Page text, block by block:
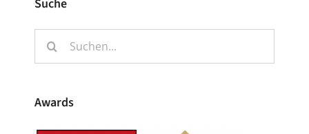
Suche
Suche
nach:
Awards